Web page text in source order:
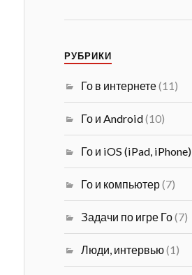
РУБРИКИ
Го в интернете(11)
Го и Android(10)
Го и iOS (iPad, iPhone)
Го и компьютер(7)
Задачи по игре Го(7)
Люди, интервью(1)